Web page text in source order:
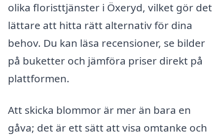
olika floristtjänster i Öxeryd, vilket gör det
lättare att hitta rätt alternativ för dina
behov. Du kan läsa recensioner, se bilder
på buketter och jämföra priser direkt på
plattformen.
Att skicka blommor är mer än bara en
gåva; det är ett sätt att visa omtanke och